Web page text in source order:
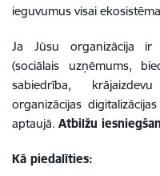
ieguvumus visai
Ja Jūsu organizācija ir
(sociālais uzņēmums,
sabiedrība,
organizācijas
aptaujā. Atbilžu
Kā piedalīties: